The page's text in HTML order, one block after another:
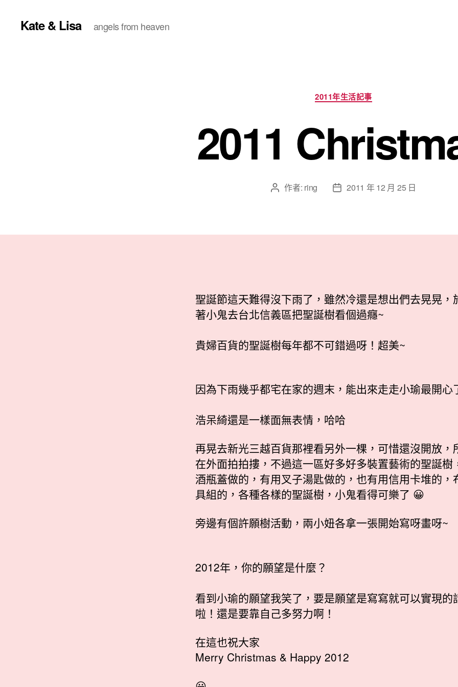
Kate & Lisa angels from heaven
分
類
2011年生活記事
2011
文 作者: ring
文
日
2011 年 12 月 25 日
聖誕節這天難得沒下雨了，雖然冷還是想出們去晃晃，
著小鬼去台北信義區把聖誕樹看個過癮~
貴婦百貨的聖誕樹每年都不可錯過呀！超美~
因為下雨幾乎都宅在家的週末，能出來走走小瑜最開心
浩呆綺還是一樣面無表情，哈哈
再晃去新光三越百貨那裡看另外一棵，可惜還沒開放，
在外面拍拍摟，不過這一區好多好多裝置藝術的聖誕樹
酒瓶蓋做的，有用叉子湯匙做的，也有用信用卡堆的，
具組的，各種各樣的聖誕樹，小鬼看得可樂了 😀
旁邊有個許願樹活動，兩小妞各拿一張開始寫呀畫呀~
2012年，你的願望是什麼？
看到小瑜的願望我笑了，要是願望是寫寫就可以實現的
啦！還是要靠自己多努力啊！
在這也祝大家
Merry Christmas & Happy 2012